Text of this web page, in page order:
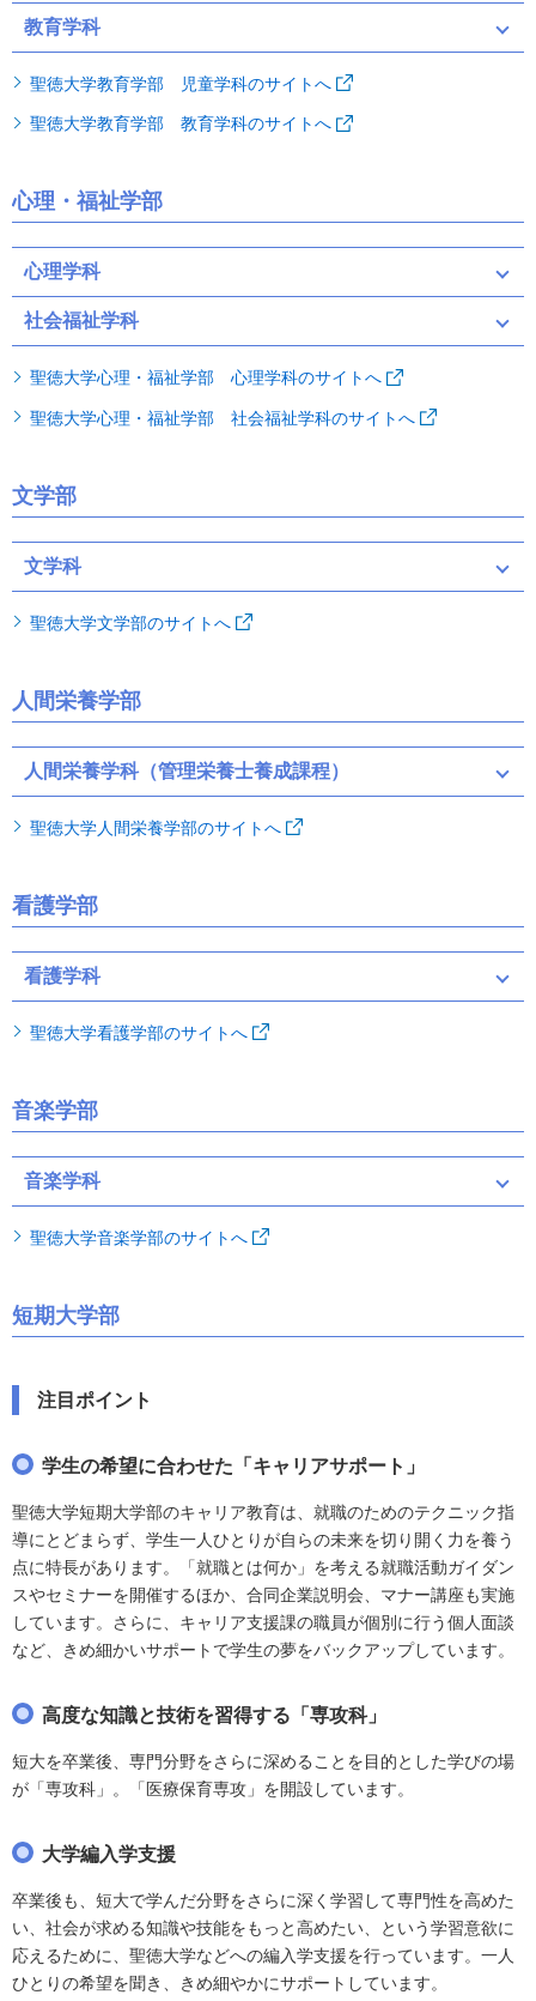
教育学科
聖徳大学教育学部 児童学科のサイトへ
聖徳大学教育学部 教育学科のサイトへ
心理・福祉学部
心理学科
社会福祉学科
聖徳大学心理・福祉学部 心理学科のサイトへ
聖徳大学心理・福祉学部 社会福祉学科のサイトへ
文学部
文学科
聖徳大学文学部のサイトへ
人間栄養学部
人間栄養学科（管理栄養士養成課程）
聖徳大学人間栄養学部のサイトへ
看護学部
看護学科
聖徳大学看護学部のサイトへ
音楽学部
音楽学科
聖徳大学音楽学部のサイトへ
短期大学部
注目ポイント
学生の希望に合わせた「キャリアサポート」
聖徳大学短期大学部のキャリア教育は、就職のためのテクニック指
導にとどまらず、学生一人ひとりが自らの未来を切り開く力を養う
点に特長があります。「就職とは何か」を考える就職活動ガイダン
スやセミナーを開催するほか、合同企業説明会、マナー講座も実施
しています。さらに、キャリア支援課の職員が個別に行う個人面談
など、きめ細かいサポートで学生の夢をバックアップしています。
高度な知識と技術を習得する「専攻科」
短大を卒業後、専門分野をさらに深めることを目的とした学びの場
が「専攻科」。「医療保育専攻」を開設しています。
大学編入学支援
卒業後も、短大で学んだ分野をさらに深く学習して専門性を高めた
い、社会が求める知識や技能をもっと高めたい、という学習意欲に
応えるために、聖徳大学などへの編入学支援を行っています。一人
ひとりの希望を聞き、きめ細やかにサポートしています。